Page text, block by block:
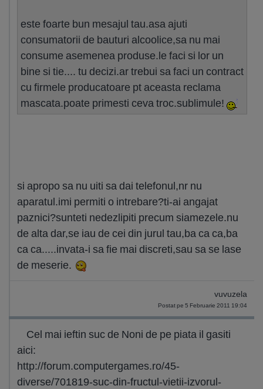
este foarte bun mesajul tau.asa ajuti
consumatorii de bauturi alcoolice,sa nu mai
consume asemenea produse.le faci si lor un
bine si tie.... tu decizi.ar trebui sa faci un contract
cu firmele producatoare pt aceasta reclama
mascata.poate primesti ceva troc.sublimule!
si apropo sa nu uiti sa dai telefonul,nr nu
aparatul.imi permiti o intrebare?ti-ai angajat
paznici?sunteti nedezlipiti precum siamezele.nu
de alta dar,se iau de cei din jurul tau,ba ca ca,ba
ca ca.....invata-i sa fie mai discreti,sau sa se lase
de meserie.
vuvuzela
Postat pe 5 Februarie 2011 19:04
Cel mai ieftin suc de Noni de pe piata il gasiti
aici:
http://forum.computergames.ro/45-
diverse/701819-suc-din-fructul-vietii-izvorul-